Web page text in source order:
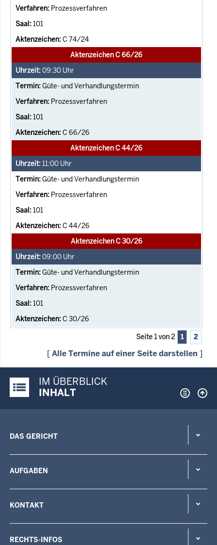
Prozessverfahren
101
C 74/24
Aktenzeichen C 66/26
09:30 Uhr
Güte- und Verhandlungstermin
Prozessverfahren
101
C 66/26
Aktenzeichen C 44/26
11:00 Uhr
Güte- und Verhandlungstermin
Prozessverfahren
101
C 44/26
Aktenzeichen C 30/26
09:00 Uhr
Güte- und Verhandlungstermin
Prozessverfahren
101
C 30/26
Seite 1 von 2 1 2
[Alle Termine auf einer Seite darstellen ]
Justiz-Portal im Überblick:
IM ÜBERBLICK
INHALT
DAS GERICHT
AUFGABEN
KONTAKT
RECHTS-INFOS